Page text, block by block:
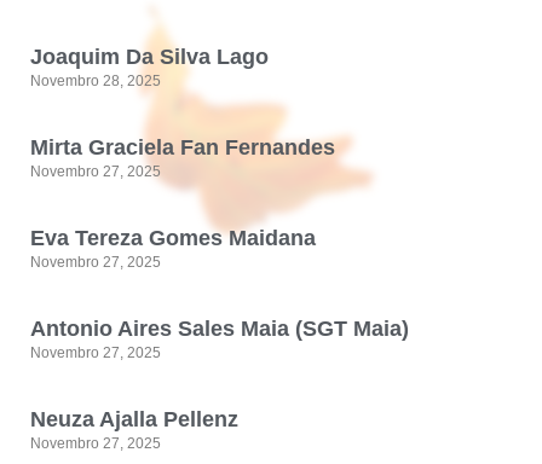
Joaquim Da Silva Lago
Novembro 28, 2025
Mirta Graciela Fan Fernandes
Novembro 27, 2025
Eva Tereza Gomes Maidana
Novembro 27, 2025
Antonio Aires Sales Maia (SGT Maia)
Novembro 27, 2025
Neuza Ajalla Pellenz
Novembro 27, 2025